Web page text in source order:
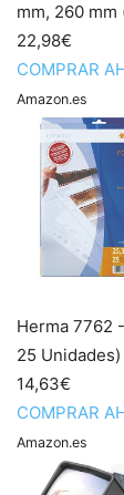
mm, 260
22,98€
COMPRAR
Amazon.es
Herma 7762
25 Unidades)
14,63€
COMPRAR
Amazon.es